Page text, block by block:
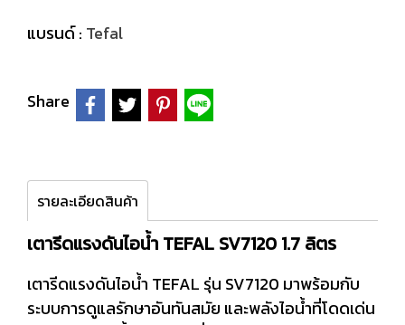
แบรนด์ : Tefal
Share
รายละเอียดสินค้า
เตารีดแรงดันไอน้ำ TEFAL SV7120 1.7 ลิตร
เตารีดแรงดันไอน้ำ TEFAL รุ่น SV7120 มาพร้อมกับ
ระบบการดูแลรักษาอันทันสมัย และพลังไอน้ำที่โดดเด่น